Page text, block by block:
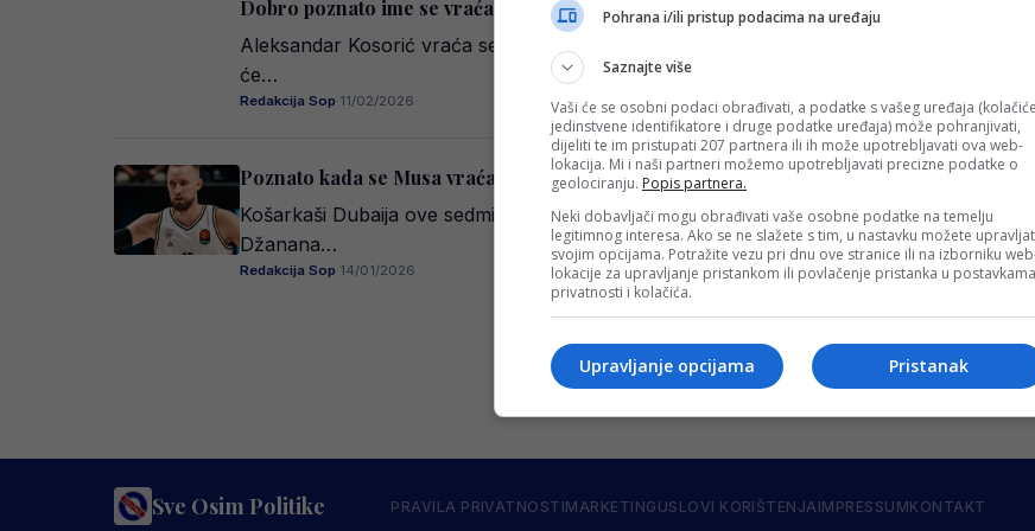
Dobro poznato ime se vraća u FK Željezničar
Aleksandar Kosorić vraća se na Grbavicu, ali ovog puta u drugačijoj ulozi. Kako
će…
Redakcija Sop·11/02/2026
Poznato kada se Musa vraća na teren!
Košarkaši Dubaija ove sedmice nastavljaju nastup u Evroligi utakmicom protiv Virtusa,
Džanana…
Redakcija Sop·14/01/2026
Sve Osim Politike PRAVILA PRIVATNOSTIMARKETING USLOVI KORIŠTENJA IMPRESSUMKONTAKT
Pohrana i/ili pristup podacima na uređaju
Saznajte više
Vaši će se osobni podaci obrađivati, a podatke s vašeg uređaja
jedinstvene identifikatore i druge podatke uređaja) može pohranjivati,
dijeliti te im pristupati 207 partnera ili ih može upotrebljavati ova web-
lokacija. Mi i naši partneri možemo upotrebljavati precizne podatke o
geolociranju. Popis partnera.
Neki dobavljači mogu obrađivati vaše osobne podatke na temelju
legitimnog interesa. Ako se ne slažete s tim, u nastavku možete
svojim opcijama. Potražite vezu pri dnu ove stranice ili na izborniku
lokacije za upravljanje pristankom ili povlačenje pristanka u postavkama
privatnosti i kolačića.
Pristanak
Upravljanje opcijama